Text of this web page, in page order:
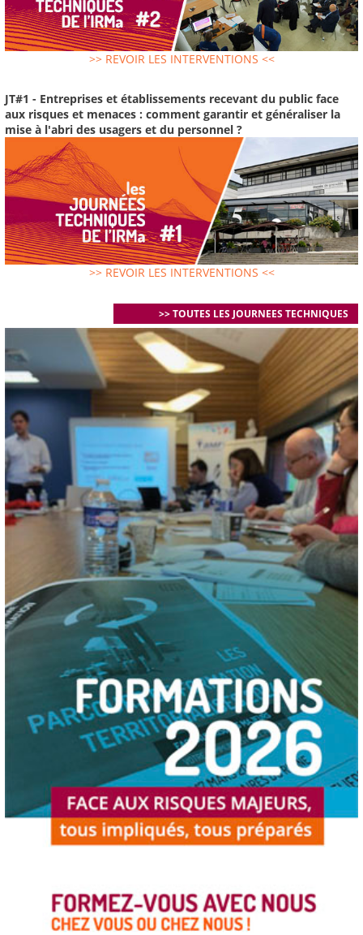
>> REVOIR LES INTERVENTIONS <<
JT#1 - Entreprises et établissements recevant du public face
aux risques et menaces : comment garantir et généraliser la
mise à l'abri des usagers et du personnel ?
>> REVOIR LES INTERVENTIONS <<
>> TOUTES LES JOURNEES TECHNIQUES